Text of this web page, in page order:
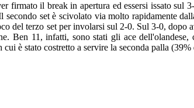
firmato il break in apertura ed essersi issato
set è scivolato via molto rapidamente
del terzo set per involarsi sul 2-0. Sul 3-0,
Ben 11, infatti, sono stati gli ace
è stato costretto a servire la seconda palla